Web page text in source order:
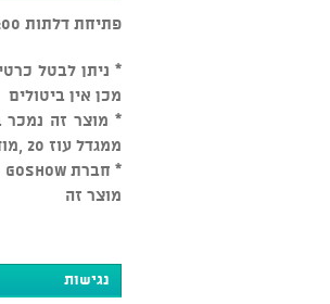
פתיחת דלתות 20:00 // תחילת מופע 21:30
מכן אין ביטולים
ממגדל עוז 20 ,מודיעין-מכבים-רעות
מוצר זה
נגישות